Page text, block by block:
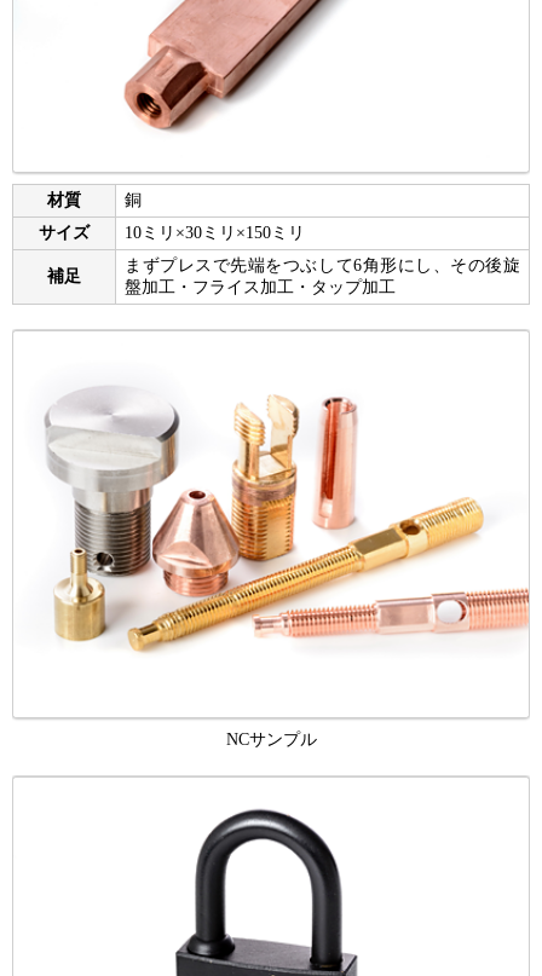
材質
銅
サイズ
10ミリ×30ミリ×150ミリ
補足
まずプレスで先端をつぶして6角形にし、その後旋
盤加工・フライス加工・タップ加工
NCサンプル